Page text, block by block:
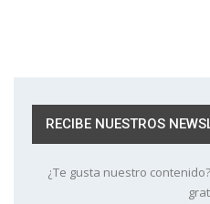
RECIBE NUESTROS
¿Te gusta nuestro